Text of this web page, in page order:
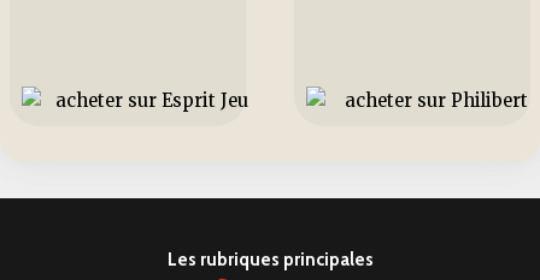
Les rubriques principales